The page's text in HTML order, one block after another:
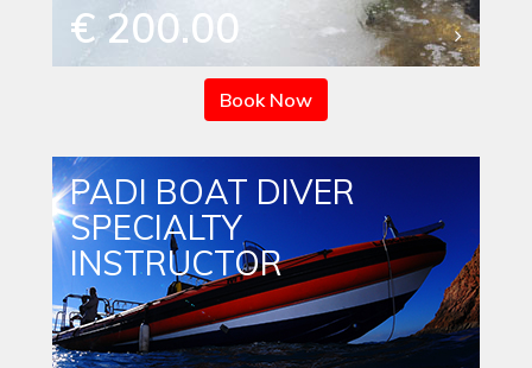
€ 200.00
Book Now
PADI BOAT DIVER
SPECIALTY
INSTRUCTOR